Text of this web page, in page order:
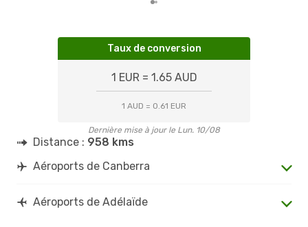
Taux de conversion
1 EUR = 1.65 AUD
1 AUD = 0.61 EUR
Dernière mise à jour le Lun. 10/08
Distance : 958 kms
Aéroports de Canberra
Aéroports de Adélaïde